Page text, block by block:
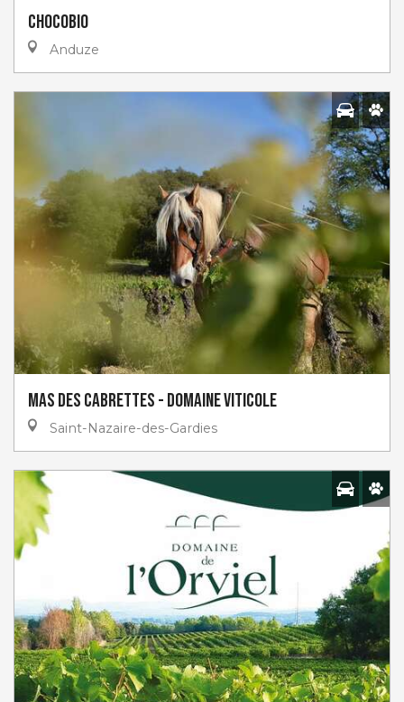
ChocoBio
Anduze
Mas des Cabrettes - Domaine Viticole
Saint-Nazaire-des-Gardies